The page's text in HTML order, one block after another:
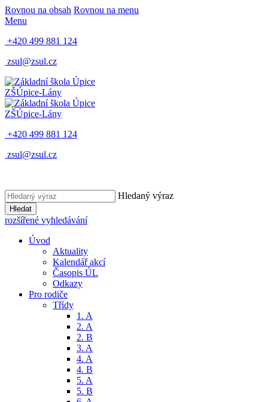
Rovnou na obsah Rovnou na menu
Menu
+420 499 881 124
zsul@zsul.cz
ZŠÚpice-Lány
ZŠÚpice-Lány
+420 499 881 124
zsul@zsul.cz
Hledaný výraz
Hledat
rozšířené vyhledávání
Úvod
Aktuality
Kalendář akcí
Časopis ÚL
Odkazy
Pro rodiče
Třídy
1. A
2. A
2. B
3. A
4. A
4. B
5. A
5. B